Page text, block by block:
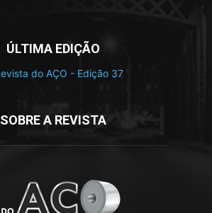
ÚLTIMA EDIÇÃO
SOBRE A REVISTA